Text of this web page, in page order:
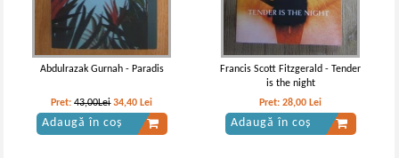
Abdulrazak Gurnah - Paradis
Pret:43,00Lei 34,40 Lei
Adaugă în coș
Francis Scott Fitzgerald - Tender
is the night
Pret:28,00 Lei
Adaugă în coș